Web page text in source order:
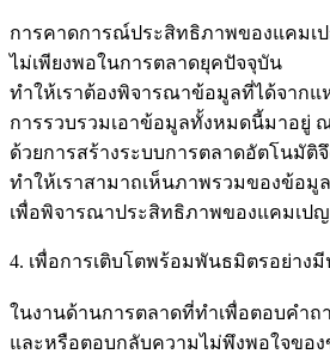
การคาดการณ์ประสิทธิภาพของแคมเป
ไม่เพียงพอในการตลาดยุคปัจจุบัน
ทำให้เราต้องพิจารณาข้อมูลที่ได้จากแ
การรวบรวมเอาข้อมูลทั้งหมดนี้มาอยู่
ด้วยการสร้างระบบการตลาดอัตโนมัติ
ทำให้เราสามาถเห็นภาพรวมของข้อมูล
เพื่อพิจารณาประสิทธิภาพของแคมเป
4. เพื่อการเติบโตพร้อมพันธมิตรอย่าง
ในงานด้านการตลาดที่ทำเพื่อตอบคำถ
และหรือตอบกลับความไม่พึงพอใจของ